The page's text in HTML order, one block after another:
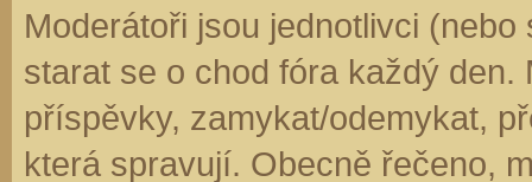
Moderátoři jsou jednotlivci
starat se o chod fóra každý
příspěvky, zamykat/odemykat,
která spravují. Obecně řečeno,